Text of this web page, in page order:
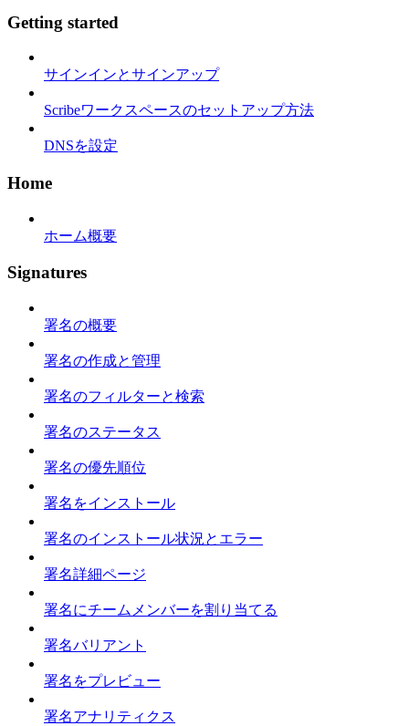
Getting started
サインインとサインアップ
Scribeワークスペースのセットアップ方法
DNSを設定
Home
ホーム概要
Signatures
署名の概要
署名の作成と管理
署名のフィルターと検索
署名のステータス
署名の優先順位
署名をインストール
署名のインストール状況とエラー
署名詳細ページ
署名にチームメンバーを割り当てる
署名バリアント
署名をプレビュー
署名アナリティクス